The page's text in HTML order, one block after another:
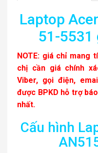
Laptop
51-5531
NOTE: giá chỉ mang
chị cần giá chính
Viber, gọi điện,
được BPKD hỗ trợ
nhất.
Cấu hình